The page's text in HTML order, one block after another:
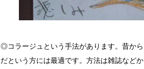
◎コラージュという手法があります。昔か
だという方には最適です。方法は雑誌など